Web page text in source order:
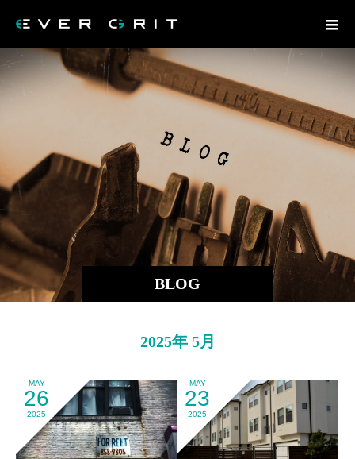
BLOG
2025年 5月
MAY
26
2025
MAY
23
2025